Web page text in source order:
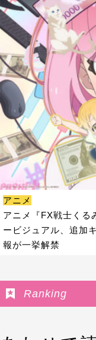
アニメ
アニメ『FX戦士くる
ービジュアル、追加
報が一挙解禁
Ranking